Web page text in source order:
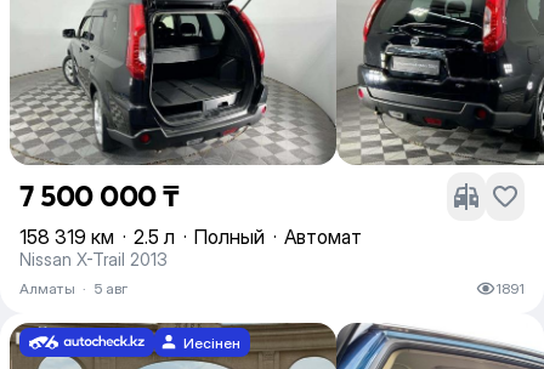
7 500 000 ₸
158 319 км · 2.5 л · Полный · Автомат
Nissan X-Trail 2013
Алматы · 5 авг 1891
Иесінен